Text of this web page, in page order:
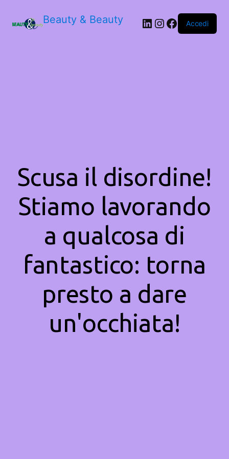
Beauty & Beauty LinkedIn
Instagram
Facebook
Accedi
Scusa il disordine!
Stiamo lavorando
a qualcosa di
fantastico: torna
presto a dare
un'occhiata!